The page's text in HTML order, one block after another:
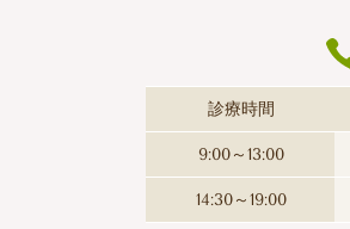
診療時間
9:00～13:00
14:30～19:00